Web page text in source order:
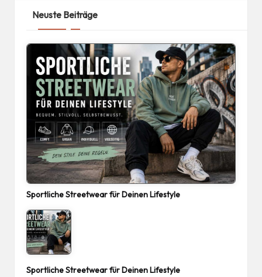
Neuste Beiträge
Sportliche Streetwear für Deinen Lifestyle
Sportliche Streetwear für Deinen Lifestyle